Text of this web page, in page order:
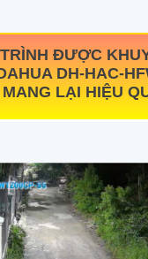
ĐƯỢC
DH-HAC-
MANG LẠI HIỆU